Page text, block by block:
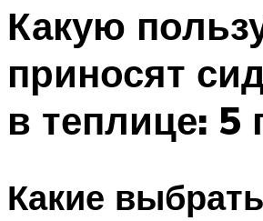
Какую
приносят
в теплице: 5
Какие выбрать